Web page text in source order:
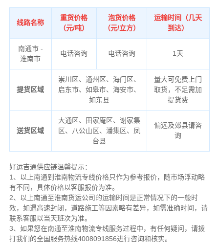
线路名称
重货价格
（元/吨）
泡货价格
（元/立方）
运输时间（几天
到达）
南通市 -
淮南市
电话咨询 电话咨询 1天
提货区域
崇川区、通州区、海门区、
启东市、如皋市、海安市、
如东县
量大可免费上门
取货，不足需加
提货费
送货区域
大通区、田家庵区、谢家集
区、八公山区、潘集区、凤
台县
偏远及郊县请咨
询
好运吉通供应链温馨提示：
1、以上南通到淮南物流专线价格只作为参考报价，随市场浮动略
有不同，具体价格以客服报价为准。
2、以上南通至淮南货运公司的运输时间是正常情况下的一般时
效，如遇高速封闭，道路施工等因素略有差异，如需准确时间，请
联系客服以当天班次为准。
3、如果您在南通至淮南物流专线服务过程中，有任何疑问，请拨
打我们的全国服务热线4008091856进行咨询和核实。